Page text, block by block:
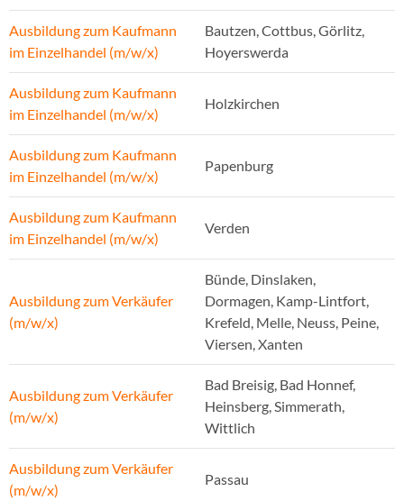
Ausbildung zum Kaufmann
im Einzelhandel (m/w/x)
Bautzen, Cottbus, Görlitz,
Hoyerswerda
Ausbildung zum Kaufmann
im Einzelhandel (m/w/x)
Holzkirchen
Ausbildung zum Kaufmann
im Einzelhandel (m/w/x)
Papenburg
Ausbildung zum Kaufmann
im Einzelhandel (m/w/x)
Verden
Ausbildung zum Verkäufer
(m/w/x)
Bünde, Dinslaken,
Dormagen, Kamp-Lintfort,
Krefeld, Melle, Neuss, Peine,
Viersen, Xanten
Ausbildung zum Verkäufer
(m/w/x)
Bad Breisig, Bad Honnef,
Heinsberg, Simmerath,
Wittlich
Ausbildung zum Verkäufer
(m/w/x)
Passau